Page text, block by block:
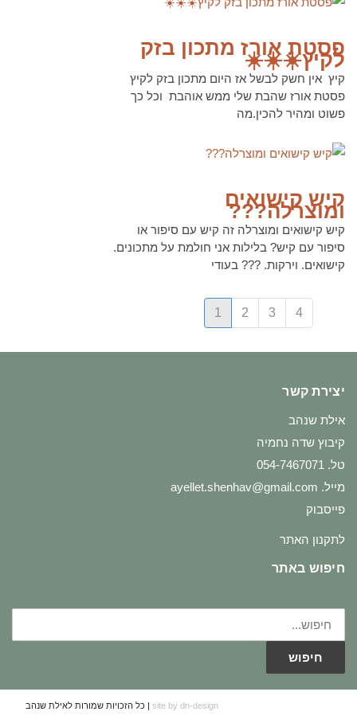
פסטת אורז מתכון בזק
לקיץ☀️☀️☀️
קיץ אין חשק לבשל אז היום מתכון בזק לקיץ
פסטת אורז שהבת שלי ממש אוהבת וכל כך
פשוט ומהיר להכין.מה
קיש קישואים
ומוצרלה???
קיש קישואים ומוצרלה זה קיש עם סיפור או
סיפור עם קיש? בלילות אני חולמת על מתכונים.
קישואים. וירקות. ??? בעודי
1 2 3 4
יצירת קשר
אילת שנהב
קיבוץ שדה נחמיה
טל. 054-7467071
מייל. ayellet.shenhav@gmail.com
פייסבוק
לתקנון האתר
חיפוש באתר
חיפוש
עבור:
חיפוש
site by dn-design| כל הזכויות שמורות לאילת שנהב